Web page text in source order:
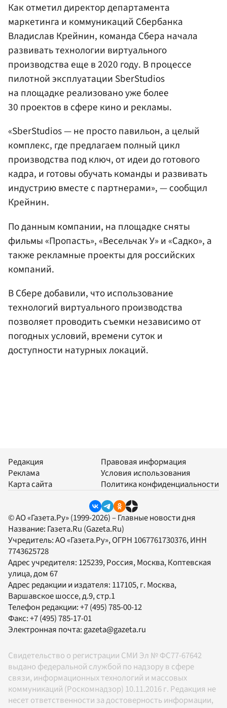
Как отметил директор департамента
маркетинга и коммуникаций Сбербанка
Владислав Крейнин, команда Сбера начала
развивать технологии виртуального
производства еще в 2020 году. В процессе
пилотной эксплуатации SberStudios
на площадке реализовано уже более
30 проектов в сфере кино и рекламы.
«SberStudios — не просто павильон, а целый
комплекс, где предлагаем полный цикл
производства под ключ, от идеи до готового
кадра, и готовы обучать команды и развивать
индустрию вместе с партнерами», — сообщил
Крейнин.
По данным компании, на площадке сняты
фильмы «Пропасть», «Весельчак У» и «Садко», а
также рекламные проекты для российских
компаний.
В Сбере добавили, что использование
технологий виртуального производства
позволяет проводить съемки независимо от
погодных условий, времени суток и
доступности натурных локаций.
Редакция
Реклама
Карта сайта
Правовая информация
Условия использования
Политика конфиденциальности
© АО «Газета.Ру» (1999-2026) – Главные новости дня
Название: Газета.Ru (Gazeta.Ru)
Учредитель:АО «Газета.Ру», ОГРН 1067761730376, ИНН
7743625728
Адрес учредителя: 125239, Россия, Москва, Коптевская
улица, дом 67
Адрес редакции и издателя: 117105, г. Москва,
Варшавское шоссе, д.9, стр.1
Телефон редакции:+7 (495) 785-00-12
Факс:+7 (495) 785-17-01
Электронная почта:gazeta@gazeta.ru
Свидетельство о регистрации СМИ Эл № ФС77-67642
выдано федеральной службой по надзору в сфере
связи, информационных технологий и массовых
коммуникаций (Роскомнадзор) 10.11.2016 г. Редакция не
несет ответственности за достоверность информации,